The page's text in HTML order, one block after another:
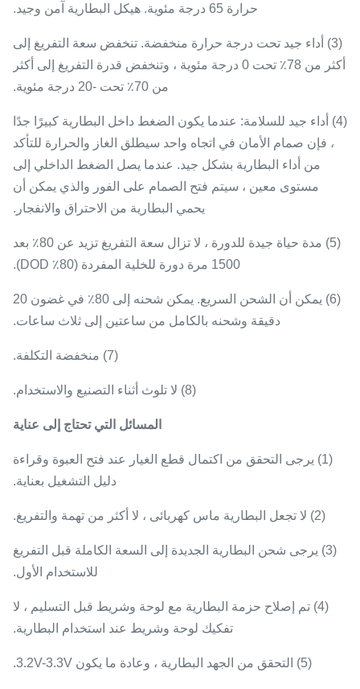
حرارة 65 درجة مئوية. هيكل البطارية آمن وجيد.
(3) أداء جيد تحت درجة حرارة منخفضة. تنخفض سعة التفريغ إلى
أكثر من 78٪ تحت 0 درجة مئوية ، وتنخفض قدرة التفريغ إلى أكثر
من 70٪ تحت -20 درجة مئوية.
(4) أداء جيد للسلامة: عندما يكون الضغط داخل البطارية كبيرًا جدًا
، فإن صمام الأمان في اتجاه واحد سيطلق الغاز والحرارة للتأكد
من أداء البطارية بشكل جيد. عندما يصل الضغط الداخلي إلى
مستوى معين ، سيتم فتح الصمام على الفور والذي يمكن أن
يحمي البطارية من الاحتراق والانفجار.
(5) مدة حياة جيدة للدورة ، لا تزال سعة التفريغ تزيد عن 80٪ بعد
1500 مرة دورة للخلية المفردة (80٪ DOD).
(6) يمكن أن الشحن السريع.
يمكن شحنه إلى 80٪ في غضون 20
دقيقة وشحنه بالكامل من ساعتين إلى ثلاث ساعات.
(7) منخفضة التكلفة.
(8) لا تلوث أثناء التصنيع والاستخدام.
المسائل التي تحتاج إلى عناية
(1) يرجى التحقق من اكتمال قطع الغيار عند فتح العبوة وقراءة
دليل التشغيل بعناية.
(2) لا تجعل البطارية ماس كهربائى ، لا أكثر من تهمة والتفريغ.
(3) يرجى شحن البطارية الجديدة إلى السعة الكاملة قبل التفريغ
للاستخدام الأول.
(4) تم إصلاح حزمة البطارية مع لوحة وشريط قبل التسليم ، لا
تفكيك لوحة وشريط عند استخدام البطارية.
(5) التحقق من الجهد البطارية ، وعادة ما يكون 3.2V-3.3V.